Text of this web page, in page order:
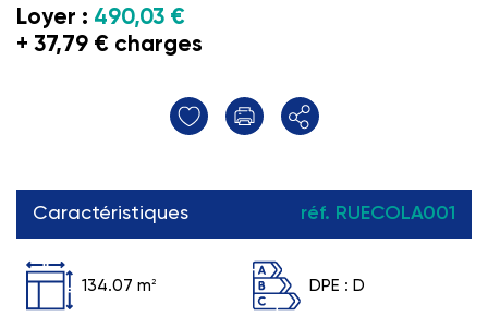
Loyer : 490,03 €
+ 37,79 € charges
Caractéristiques réf. RUECOLA001
134.07 m 2 DPE : D